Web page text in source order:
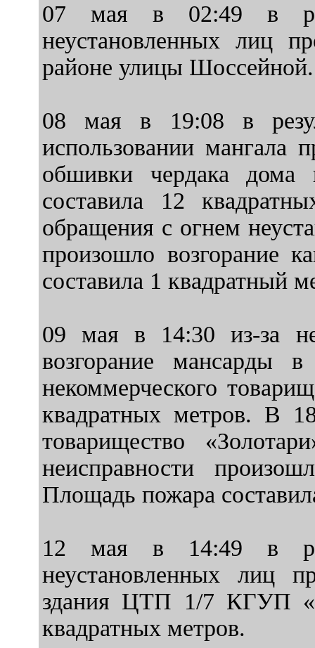
07 мая в 02:49 в
неустановленных лиц
районе улицы
08 мая в 19:08 в
использовании мангала
обшивки чердака дома
составила 12
обращения с огнем
произошло возгорание
составила 1 квадратный
09 мая в 14:30 из-за
возгорание мансарды
некоммерческого
квадратных метров. В
товарищество
неисправности
Площадь пожара
12 мая в 14:49 в
неустановленных лиц
здания ЦТП 1/7 КГУП
квадратных метров.